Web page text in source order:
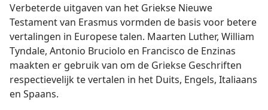
Verbeterde uitgaven van het Griekse Nieuwe
Testament van Erasmus vormden de basis voor betere
vertalingen in Europese talen. Maarten Luther, William
Tyndale, Antonio Bruciolo en Francisco de Enzinas
maakten er gebruik van om de Griekse Geschriften
respectievelijk te vertalen in het Duits, Engels, Italiaans
en Spaans.